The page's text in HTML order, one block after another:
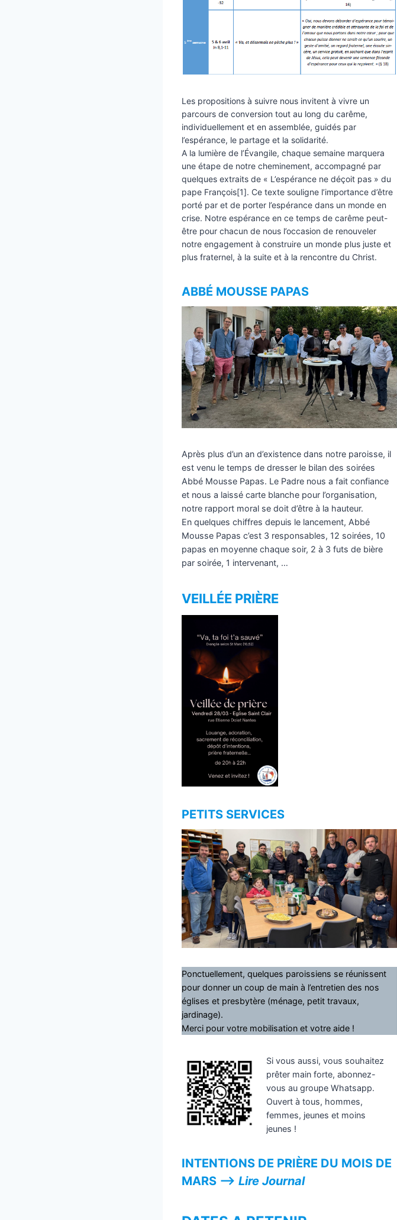
Les propositions à suivre nous invitent à vivre un
parcours de conversion tout au long du carême,
individuellement et en assemblée, guidés par
l’espérance, le partage et la solidarité.
A la lumière de l’Évangile, chaque semaine marquera
une étape de notre cheminement, accompagné par
quelques extraits de « L’espérance ne déçoit pas » du
pape François[1]. Ce texte souligne l’importance d’être
porté par et de porter l’espérance dans un monde en
crise. Notre espérance en ce temps de carême peut-
être pour chacun de nous l’occasion de renouveler
notre engagement à construire un monde plus juste et
plus fraternel, à la suite et à la rencontre du Christ.
ABBÉ MOUSSE PAPAS
Après plus d’un an d’existence dans notre paroisse, il
est venu le temps de dresser le bilan des soirées
Abbé Mousse Papas. Le Padre nous a fait confiance
et nous a laissé carte blanche pour l’organisation,
notre rapport moral se doit d’être à la hauteur.
En quelques chiffres depuis le lancement, Abbé
Mousse Papas c’est 3 responsables, 12 soirées, 10
papas en moyenne chaque soir, 2 à 3 futs de bière
par soirée, 1 intervenant, …
VEILLÉE PRIÈRE
PETITS SERVICES
Ponctuellement, quelques paroissiens se réunissent
pour donner un coup de main à l’entretien des nos
églises et presbytère (ménage, petit travaux,
jardinage).
Merci pour votre mobilisation et votre aide !
Si vous aussi, vous souhaitez
prêter main forte, abonnez-
vous au groupe Whatsapp.
Ouvert à tous, hommes,
femmes, jeunes et moins
jeunes !
INTENTIONS DE PRIÈRE DU MOIS DE
MARS —> Lire Journal